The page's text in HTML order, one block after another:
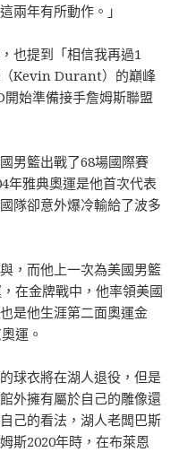
兩年有所動作。」
也提到「相信我再過1
Kevin Durant）的巔峰
始準備接手詹姆斯聯盟
男籃出戰了68場國際賽
年雅典奧運是他首次代表
隊卻意外爆冷輸給了波多
，而他上一次為美國男籃
在金牌戰中，他率領美國
是他生涯第二面奧運金
運。
球衣將在湖人退役，但是
外擁有屬於自己的雕像還
己的看法，湖人老闆巴斯
斯2020年時，在布萊恩